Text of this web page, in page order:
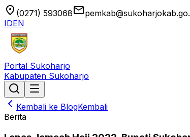
location_on (0271) 593068email
IDEN
Portal Sukoharjo
Kabupaten Sukoharjo
Kembali ke BlogKembali
Berita